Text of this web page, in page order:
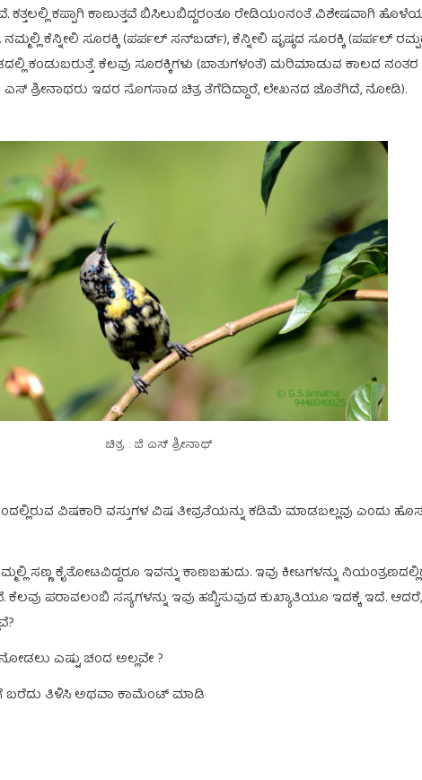
ಕಪ್ಪಾಗಿ ಕಾಣುತ್ತವೆ ಬಿಸಿಲುಬಿದ್ದರಂತೂ ರೇಡಿಯಂನಂತೆ ವಿಶೇಷವಾಗಿ
ನಮ್ಮಲ್ಲಿ ಕೆನ್ನೀಲಿ ಸೂರಕ್ಕಿ (ಪರ್ಪಲ್‍ ಸನ್‍ಬರ್ಡ್), ಕೆನ್ನೀಲಿ ಪೃಷ್ಠದ ಸೂರಕ್ಕಿ (ಪರ್ಪಲ್
ಕಂಡುಬರುತ್ತೆ. ಕೆಲವು ಸೂರಕ್ಕಿಗಳು (ಬಾತುಗಳಂತೆ) ಮರಿಮಾಡುವ ಕಾಲದ
ಎಸ್ ಶ್ರೀನಾಥರು ಇದರ ಸೊಗಸಾದ ಚಿತ್ರ ತೆಗೆದಿದ್ದಾರೆ, ಲೇಖನದ ಜೊತೆಗಿದೆ, ನೋಡಿ).
ಚಿತ್ರ : ಜಿ ಎಸ್ ಶ್ರೀನಾಥ್
ವಿಷಕಾರಿ ವಸ್ತುಗಳ ವಿಷ ತೀವ್ರತೆಯನ್ನು ಕಡಿಮೆ ಮಾಡಬಲ್ಲವು ಎಂದು
ಸಣ್ಣ ಕೈತೋಟವಿದ್ದರೂ ಇವನ್ನು ಕಾಣಬಹುದು. ಇವು ಕೀಟಗಳನ್ನು
ಪರಾವಲಂಬಿ ಸಸ್ಯಗಳನ್ನು ಇವು ಹಬ್ಬಿಸುವುದ ಕುಖ್ಯಾತಿಯೂ ಇದಕ್ಕೆ ಇದೆ.
ಎಷ್ಟು ಚಂದ ಅಲ್ಲವೇ ?
ತಿಳಿಸಿ ಅಥವಾ ಕಾಮೆಂಟ್ ಮಾಡಿ